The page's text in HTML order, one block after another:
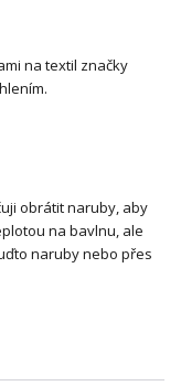
na textil značky
obrátit naruby, aby
na bavlnu, ale
naruby nebo přes